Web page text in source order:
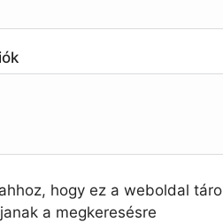
hogy ez a weboldal
a megkeresésre